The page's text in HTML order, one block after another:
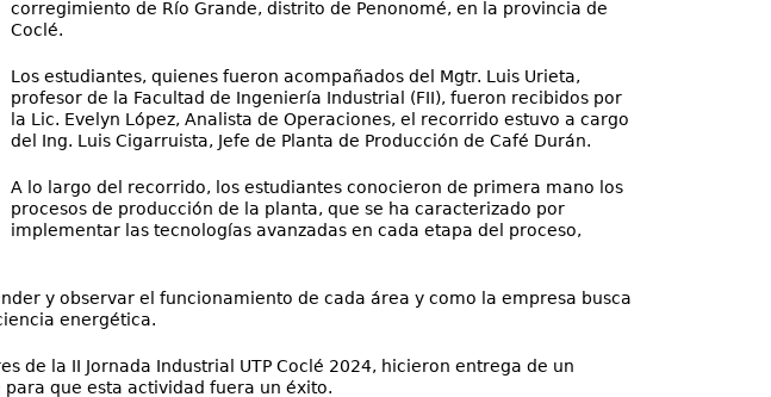
corregimiento de Río Grande, distrito de Penonomé, en la provincia de
Coclé.
Los estudiantes, quienes fueron acompañados del Mgtr. Luis Urieta,
profesor de la Facultad de Ingeniería Industrial (FII), fueron recibidos por
la Lic. Evelyn López, Analista de Operaciones, el recorrido estuvo a cargo
del Ing. Luis Cigarruista, Jefe de Planta de Producción de Café Durán.
A lo largo del recorrido, los estudiantes conocieron de primera mano los
procesos de producción de la planta, que se ha caracterizado por
implementar las tecnologías avanzadas en cada etapa del proceso,
y observar el funcionamiento de cada área y como la empresa busca
energética.
de la II Jornada Industrial UTP Coclé 2024, hicieron entrega de un
que esta actividad fuera un éxito.